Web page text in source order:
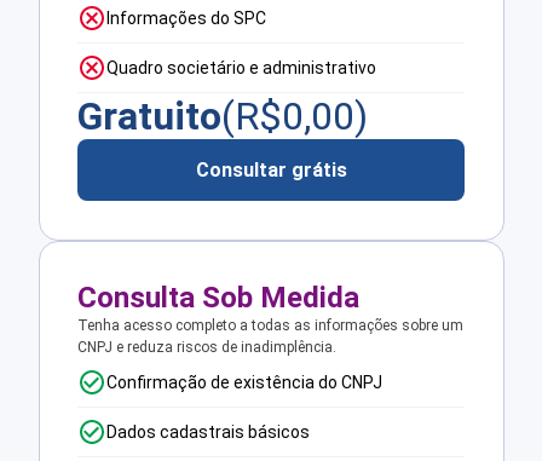
Informações do SPC
Quadro societário e administrativo
Gratuito(R$0,00)
Consultar grátis
Consulta Sob Medida
Tenha acesso completo a todas as informações sobre um
CNPJ e reduza riscos de inadimplência.
Confirmação de existência do CNPJ
Dados cadastrais básicos